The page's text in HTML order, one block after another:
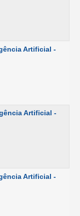
Artificial -
Artificial -
Artificial -